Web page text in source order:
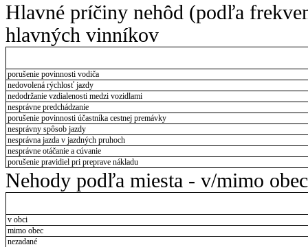
Hlavné príčiny nehôd (podľa
hlavných vinníkov
porušenie povinnosti vodiča
nedovolená rýchlosť jazdy
nedodržanie vzdialenosti medzi vozidlami
nesprávne predchádzanie
porušenie povinnosti účastníka cestnej premávky
nesprávny spôsob jazdy
nesprávna jazda v jazdných pruhoch
nesprávne otáčanie a cúvanie
porušenie pravidiel pri preprave nákladu
Nehody podľa miesta - v/mimo obec
v obci
mimo obec
nezadané